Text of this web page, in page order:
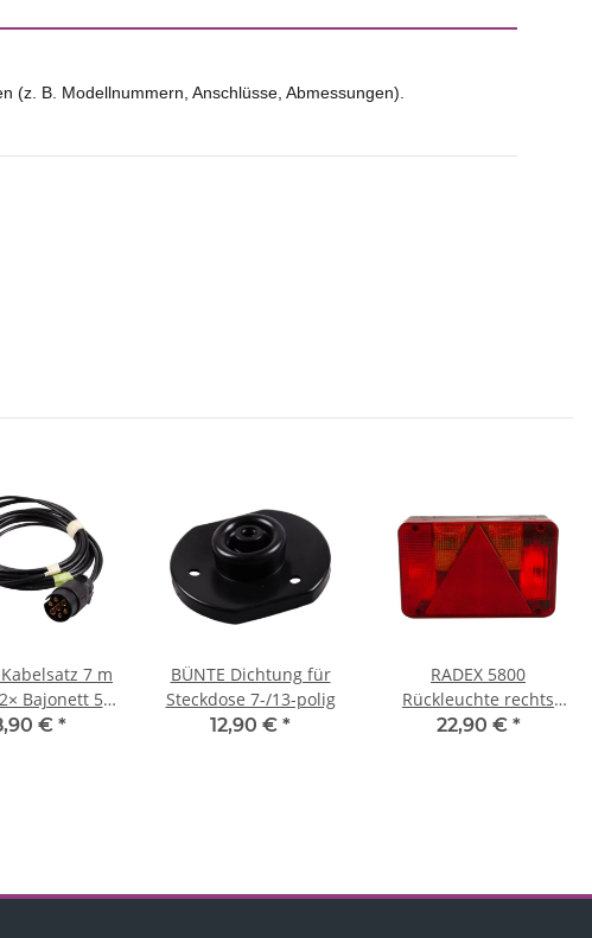
(z. B. Modellnummern, Anschlüsse, Abmessungen).
Kabelsatz 7 m
Bajonett 5-
PIN € *
BÜNTE Dichtung für
Steckdose 7-/13-polig
12,90 € *
RADEX 5800
Rückleuchte rechts
220x140 mm
22,90 € *